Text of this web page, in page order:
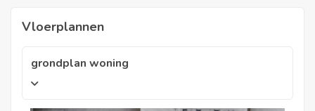
Vloerplannen
grondplan woning